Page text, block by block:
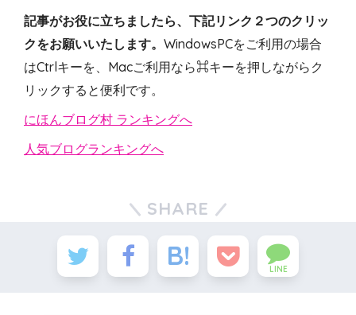
記事がお役に立ちましたら、下記リンク２つのクリッ
クをお願いいたします。 WindowsPCをご利用の場合
はCtrlキーを、Macご利用なら⌘キーを押しながらク
リックすると便利です。
にほんブログ村 ランキングへ
人気ブログランキングへ
SHARE
LINE